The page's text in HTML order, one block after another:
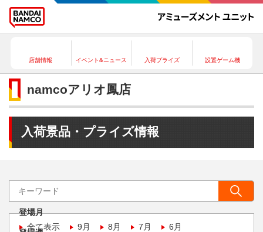
店舗情報 イベント&ニュース 入荷プライズ 設置ゲーム機
namcoアリオ鳳店
入荷景品・プライズ情報
登場月
全て表示
9月 8月 7月 6月